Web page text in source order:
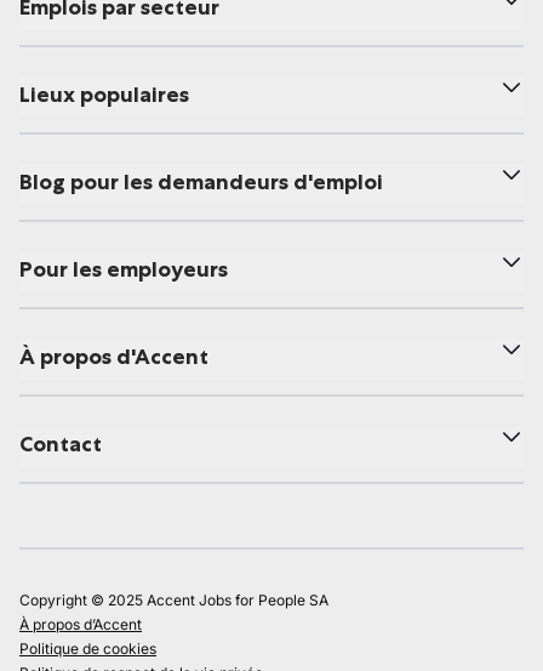
Emplois par secteur
Lieux populaires
Blog pour les demandeurs d'emploi
Pour les employeurs
À propos d'Accent
Contact
Copyright © 2025 Accent Jobs for People SA
À propos d’Accent
Politique de cookies